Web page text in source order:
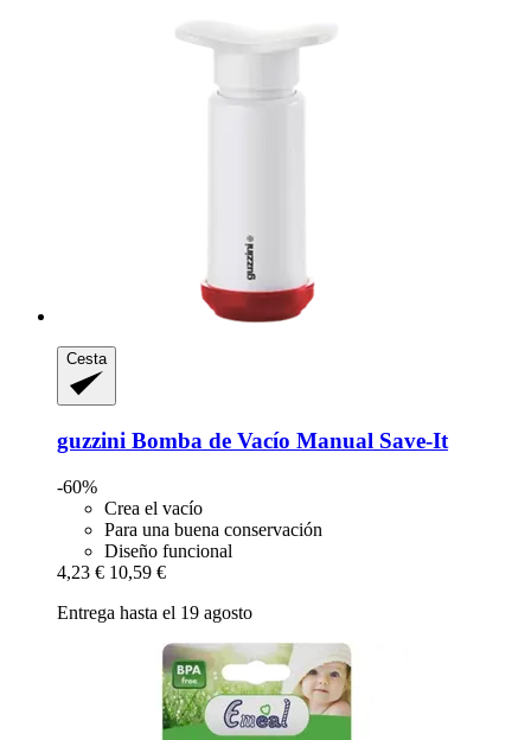
Cesta
guzzini Bomba de Vacío Manual Save-​It
-60%
Crea el vacío
Para una buena conservación
Diseño funcional
4,23 € 10,59 €
Entrega hasta el 19 agosto